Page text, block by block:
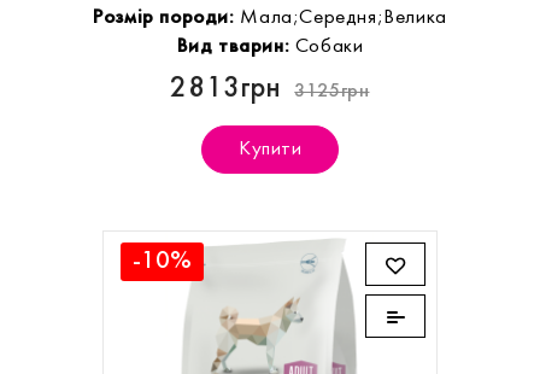
Розмір породи: Мала;Середня;Велика
Вид тварин: Собаки
2813грн 3125грн
Купити
-10%